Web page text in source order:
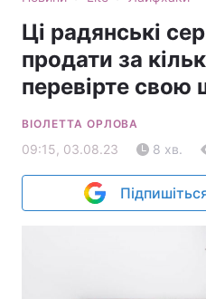
Ці радянські
продати за
перевірте свою
ВІОЛЕТТА ОРЛОВА
09:15, 03.08.23 8 хв.